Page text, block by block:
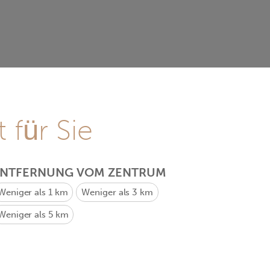
für Sie
VOM ZENTRUM
als 1 km Weniger als 3 km
als 5 km